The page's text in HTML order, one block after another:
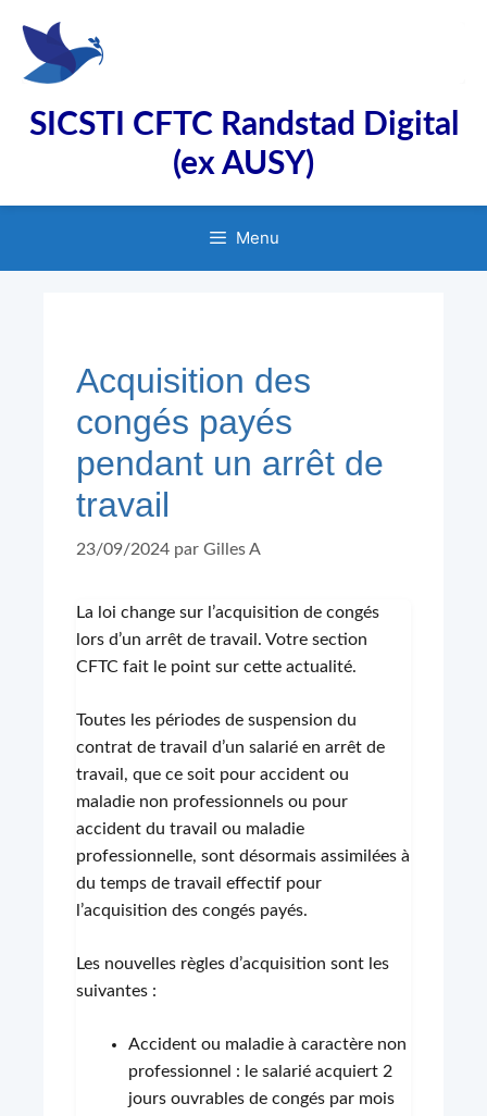
contenu
SICSTI CFTC Randstad Digital
(ex AUSY)
Menu
Acquisition des
congés payés
pendant un arrêt de
travail
23/09/2024 par Gilles A
La loi change sur l’acquisition de congés
lors d’un arrêt de travail. Votre section
CFTC fait le point sur cette actualité.
Toutes les périodes de suspension du
contrat de travail d’un salarié en arrêt de
travail, que ce soit pour accident ou
maladie non professionnels ou pour
accident du travail ou maladie
professionnelle, sont désormais assimilées à
du temps de travail effectif pour
l’acquisition des congés payés.
Les nouvelles règles d’acquisition sont les
suivantes :
Accident ou maladie à caractère non
professionnel : le salarié acquiert 2
jours ouvrables de congés par mois